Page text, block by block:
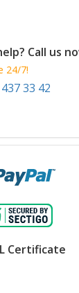
Call us
24/7!
33 42
Certificate